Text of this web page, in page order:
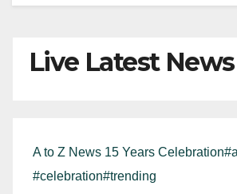
Live Latest News
A to Z News 15 Years
#celebration#trending